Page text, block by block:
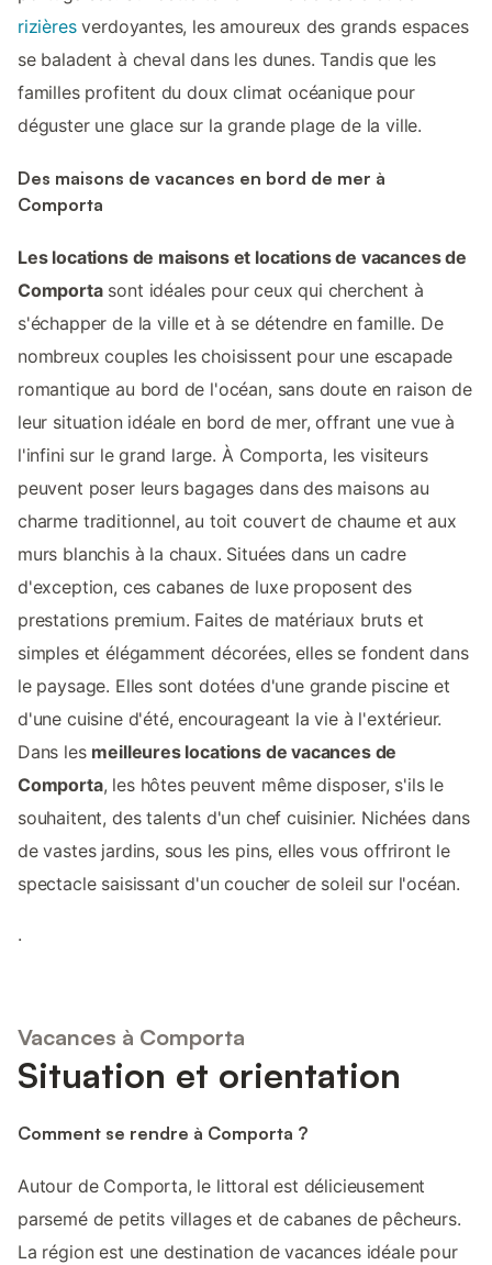
rizièresverdoyantes, les amoureux des grands espaces
se baladent à cheval dans les dunes. Tandis que les
familles profitent du doux climat océanique pour
déguster une glace sur la grande plage de la ville.
Des maisons de vacances en bord de mer à
Comporta
Les locations de maisons et locations de vacances de
Comportasont idéales pour ceux qui cherchent à
s'échapper de la ville et à se détendre en famille. De
nombreux couples les choisissent pour une escapade
romantique au bord de l'océan, sans doute en raison de
leur situation idéale en bord de mer, offrant une vue à
l'infini sur le grand large. À Comporta, les visiteurs
peuvent poser leurs bagages dans des maisons au
charme traditionnel, au toit couvert de chaume et aux
murs blanchis à la chaux. Situées dans un cadre
d'exception, ces cabanes de luxe proposent des
prestations premium. Faites de matériaux bruts et
simples et élégamment décorées, elles se fondent dans
le paysage. Elles sont dotées d'une grande piscine et
d'une cuisine d'été, encourageant la vie à l'extérieur.
Dans les meilleures locations de vacances de
Comporta, les hôtes peuvent même disposer, s'ils le
souhaitent, des talents d'un chef cuisinier. Nichées dans
de vastes jardins, sous les pins, elles vous offriront le
spectacle saisissant d'un coucher de soleil sur l'océan.
.
Vacances à Comporta
Situation et orientation
Comment se rendre à Comporta ?
Autour de Comporta, le littoral est délicieusement
parsemé de petits villages et de cabanes de pêcheurs.
La région est une destination de vacances idéale pour